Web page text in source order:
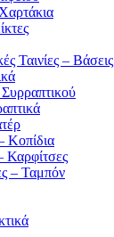
Ταινίες – Βάσεις
Κοπίδια
Καρφίτσες
– Ταμπόν